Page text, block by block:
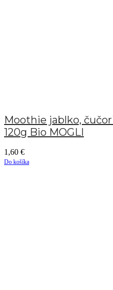
Moothie jablko,
120g Bio MOGLI
1,60 €
Do košíka